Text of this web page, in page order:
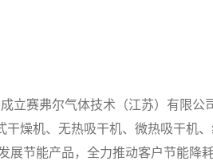
立赛弗尔气体技术（江苏）有限公
燥机、无热吸干机、微热吸干机
节能产品，全力推动客户节能降